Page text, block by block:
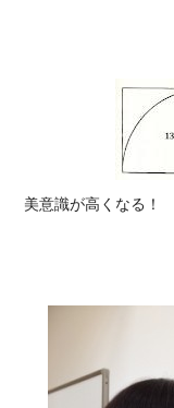
美意識が高くなる！